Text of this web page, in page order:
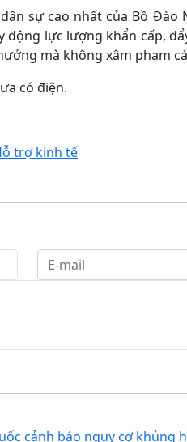
sự cao nhất của Bồ Đào
động lực lượng khẩn cấp,
mà không xâm phạm
có điện.
trợ kinh tế
cảnh báo nguy cơ khủng